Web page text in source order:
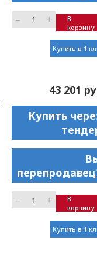
– +
В
корзину
Купить в 1
43 201
Купить
– +
В
корзину
Купить в 1